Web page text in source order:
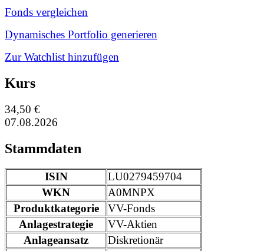
Fonds vergleichen
Dynamisches Portfolio generieren
Zur Watchlist hinzufügen
Kurs
34,50 €
07.08.2026
Stammdaten
ISIN
LU0279459704
WKN
A0MNPX
Produktkategorie
VV-Fonds
Anlagestrategie
VV-Aktien
Anlageansatz
Diskretionär